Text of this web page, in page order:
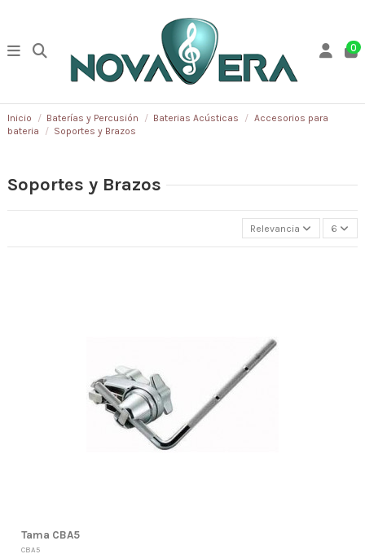
0
Inicio Baterías y Percusión Baterias Acústicas
Accesorios para
bateria
Soportes y Brazos
Soportes y Brazos
Relevancia 6
Tama CBA5
CBA5